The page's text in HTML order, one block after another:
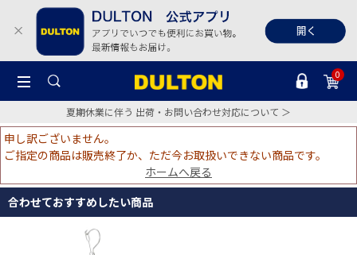
0
夏期休業に伴う 出荷・お問い合わせ対応について ＞
申し訳ございません。
ご指定の商品は販売終了か、ただ今お取扱いできない商品です。
ホームへ戻る
合わせておすすめしたい商品